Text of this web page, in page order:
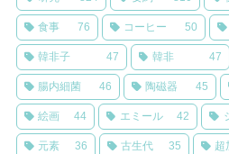
食事 76 コーヒー 50
韓非子 47 韓非 47
腸内細菌 46 陶磁器 45
絵画 44 エミール 42
元素 36 古生代 35 超